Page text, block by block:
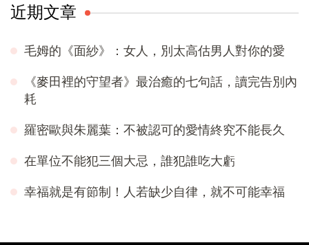
近期文章
毛姆的《面紗》：女人，別太高估男人對你的愛
《麥田裡的守望者》最治癒的七句話，讀完告別內
耗
羅密歐與朱麗葉：不被認可的愛情終究不能長久
在單位不能犯三個大忌，誰犯誰吃大虧
幸福就是有節制！人若缺少自律，就不可能幸福